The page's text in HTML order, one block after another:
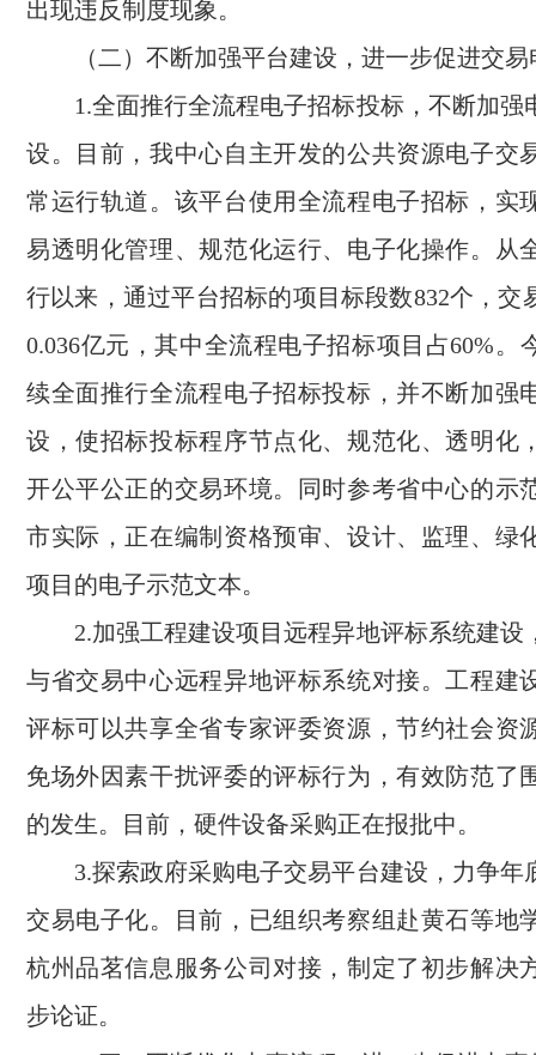
出现违反制度现象。
（二）不断加强平台建设，进一步促进交易
1.全面推行全流程电子招标投标，不断加强
设。目前，我中心自主开发的公共资源电子交
常运行轨道。该平台使用全流程电子招标，实
易透明化管理、规范化运行、电子化操作。从
行以来，通过平台招标的项目标段数832个，交
0.036亿元，其中全流程电子招标项目占60%。
续全面推行全流程电子招标投标，并不断加强
设，使招标投标程序节点化、规范化、透明化
开公平公正的交易环境。同时参考省中心的示
市实际，正在编制资格预审、设计、监理、绿
项目的电子示范文本。
2.加强工程建设项目远程异地评标系统建设
与省交易中心远程异地评标系统对接。工程建
评标可以共享全省专家评委资源，节约社会资
免场外因素干扰评委的评标行为，有效防范了
的发生。目前，硬件设备采购正在报批中。
3.探索政府采购电子交易平台建设，力争年
交易电子化。目前，已组织考察组赴黄石等地
杭州品茗信息服务公司对接，制定了初步解决
步论证。